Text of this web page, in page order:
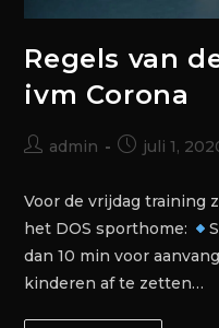
Regels van
ivm Corona
admin juli 1,
Voor de vrijdag training
het DOS sporthome:
dan 10 min voor
kinderen af te zetten…